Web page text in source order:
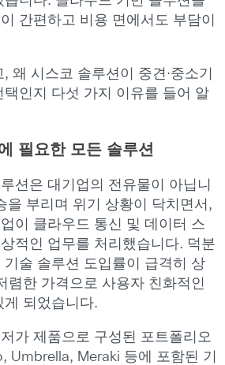
간편하고 비용 면에서도 부담이
왜 시스코 솔루션이 중견·중소기
택인지 다섯 가지 이유를 들어 알
필요한 모든 솔루션
션은 대기업의 전유물이 아닙니
을 부리며 위기 상황이 닥치면서,
이 클라우드 통신 및 데이터 스
적인 업무를 처리했습니다. 덕분
기술 솔루션 도입률이 급격히 상
렴한 가격으로 사용자 친화적인
게 되었습니다.
가 제품으로 구성된 포트폴리오
Umbrella, Meraki 등에 포함된 기